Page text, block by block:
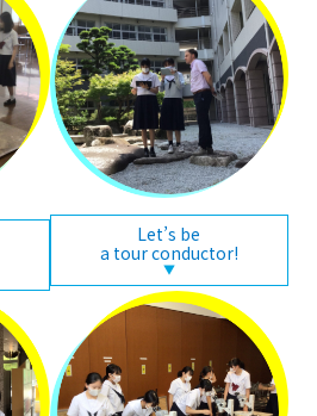
Let’s be
a tour conductor!
▼